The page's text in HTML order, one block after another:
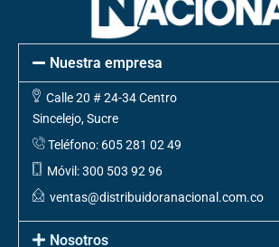
Nuestra empresa
Calle 20 # 24-34 Centro
Sincelejo, Sucre
Teléfono: 605 281 02 49
Móvil: 300 503 92 96
ventas@distribuidoranacional.com.co
Nosotros